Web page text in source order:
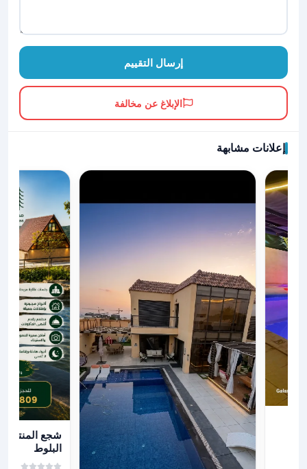
إرسال التقييم
الإبلاغ عن مخالفة
إعلانات مشابهة
عرض تفاصيل
شجع المنتخب
البلوط